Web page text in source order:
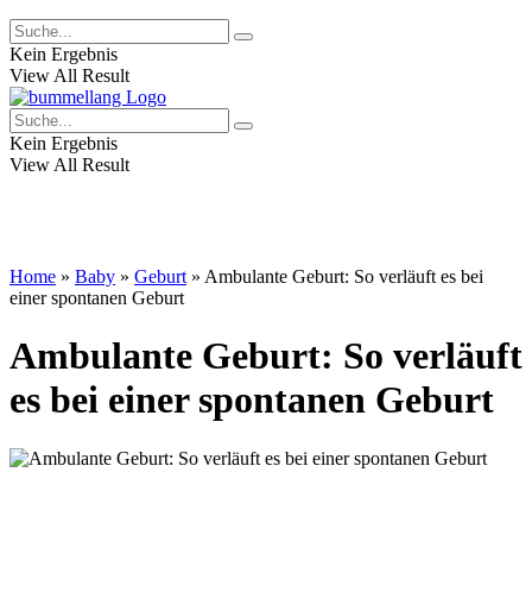
Kein Ergebnis
View All Result
Kein Ergebnis
View All Result
Home » Baby » Geburt » Ambulante Geburt: So verläuft es bei
einer spontanen Geburt
Ambulante Geburt: So verläuft
es bei einer spontanen Geburt